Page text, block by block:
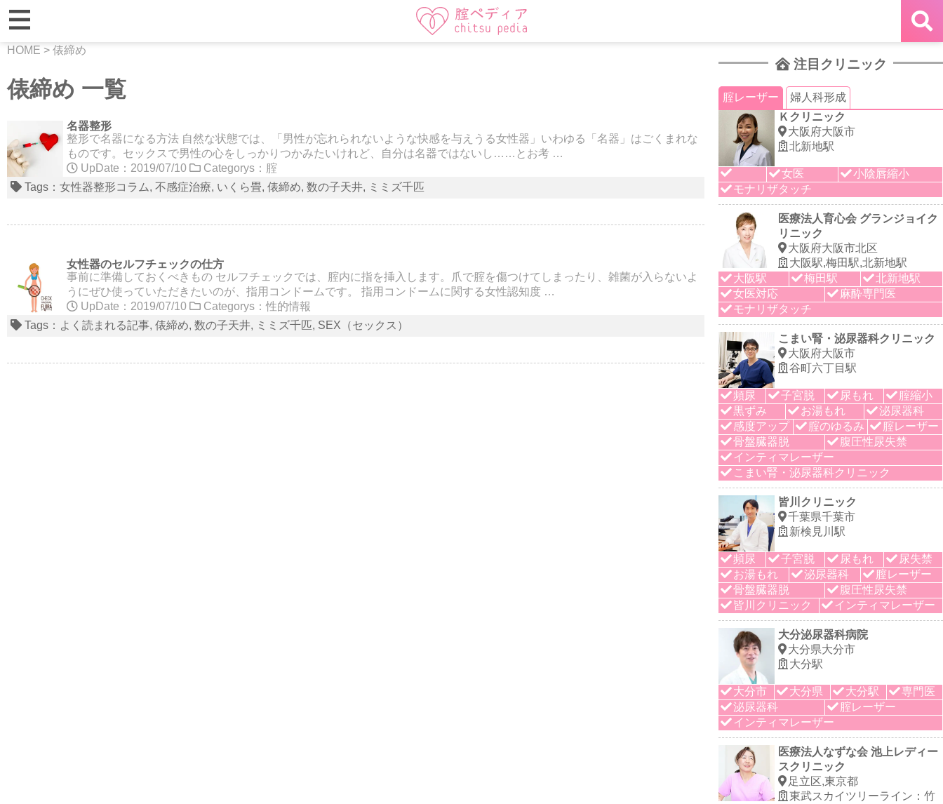
HOME > 俵締め
俵締め 一覧
名器整形
整形で名器になる方法 自然な状態では、「男性が忘れられないような快感を与えうる女性器」いわゆる「名器」はごくまれな
ものです。セックスで男性の心をしっかりつかみたいけれど、自分は名器ではないし……とお考 …
UpDate：2019/07/10
Categorys： 腟
Tags： 女性器整形コラム 不感症治療 いくら畳 俵締め 数の子天井 ミミズ千匹
女性器のセルフチェックの仕方
事前に準備しておくべきもの セルフチェックでは、腟内に指を挿入します。爪で腟を傷つけてしまったり、雑菌が入らないよ
うにぜひ使っていただきたいのが、指用コンドームです。 指用コンドームに関する女性認知度 …
UpDate：2019/07/10
Categorys：性的情報
Tags： よく読まれる記事 俵締め 数の子天井 ミミズ千匹 SEX（セックス）
注目クリニック
腟レーザー
婦人科形成
Ｋクリニック
大阪府大阪市
北新地駅
女医
小陰唇縮小
モナリザタッチ
医療法人育心会 グランジョイク
リニック
大阪府大阪市北区
大阪駅,梅田駅,北新地駅
大阪駅
梅田駅
北新地駅
女医対応
麻酔専門医
モナリザタッチ
こまい腎・泌尿器科クリニック
大阪府大阪市
谷町六丁目駅
頻尿 子宮脱 尿もれ
腟縮小
黒ずみ
お湯もれ
泌尿器科
感度アップ
腟のゆるみ
腟レーザー
骨盤臓器脱
腹圧性尿失禁
インティマレーザー
こまい腎・泌尿器科クリニック
皆川クリニック
千葉県千葉市
新検見川駅
頻尿 子宮脱 尿もれ
尿失禁
お湯もれ
泌尿器科
膣レーザー
骨盤臓器脱
腹圧性尿失禁
皆川クリニック
インティマレーザー
大分泌尿器科病院
大分県大分市
大分駅
大分市 大分県 大分駅
専門医
泌尿器科
腟レーザー
インティマレーザー
医療法人なずな会 池上レディー
スクリニック
足立区,東京都
東武スカイツリーライン：竹